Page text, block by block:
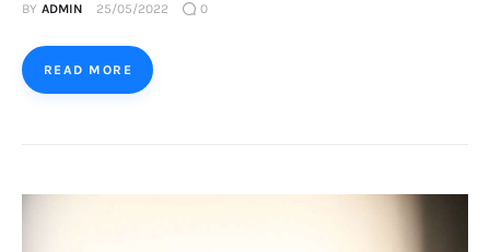
BY ADMIN 25/05/2022 0
READ MORE